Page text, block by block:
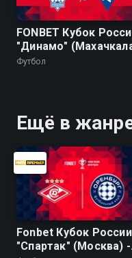
FONBET Кубок
"Динамо"
"Крылья Советов"
Футбол
Ещё в
Fonbet Кубок
"Спартак" (Москва) -